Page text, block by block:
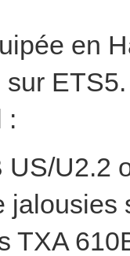
en
:
US/U2.2
jalousies
TXA